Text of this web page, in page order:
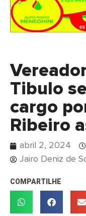
Tibulo
cargo
Ribeiro
abril 2, 2024
Jairo Deniz de
COMPARTILHE